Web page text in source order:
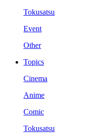
Tokusatsu
Event
Other
Topics
Cinema
Anime
Comic
Tokusatsu